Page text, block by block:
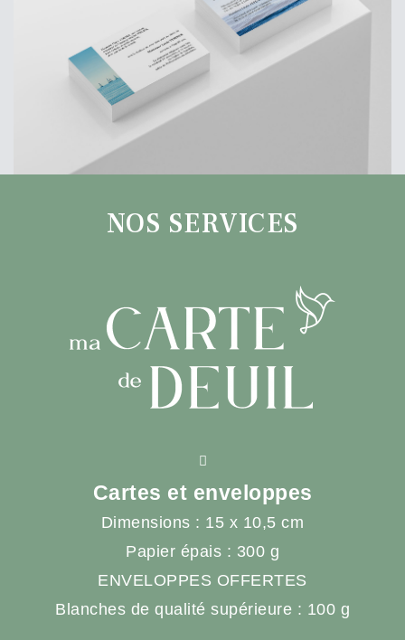
NOS SERVICES
Cartes et enveloppes
Dimensions : 15 x 10,5 cm
Papier épais : 300 g
ENVELOPPES OFFERTES
Blanches de qualité supérieure : 100 g